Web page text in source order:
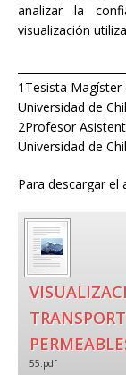
analizar la
visualización
1Tesista
Universidad de
2Profesor
Universidad de
Para descargar el
55.pdf